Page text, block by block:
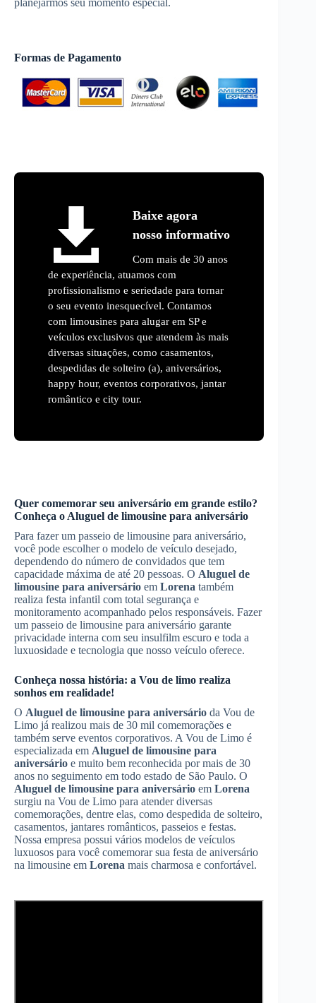
Formas de Pagamento
Baixe agora
nosso informativo
Com mais de 30 anos
de experiência, atuamos com
profissionalismo e seriedade para tornar
o seu evento inesquecível. Contamos
com limousines para alugar em SP e
veículos exclusivos que atendem às mais
diversas situações, como casamentos,
despedidas de solteiro (a), aniversários,
happy hour, eventos corporativos, jantar
romântico e city tour.
Quer comemorar seu aniversário em grande estilo?
Conheça o Aluguel de limousine para aniversário
Para fazer um passeio de limousine para aniversário,
você pode escolher o modelo de veículo desejado,
dependendo do número de convidados que tem
capacidade máxima de até 20 pessoas. O Aluguel de
limousine para aniversário em Lorena também
realiza festa infantil com total segurança e
monitoramento acompanhado pelos responsáveis. Fazer
um passeio de limousine para aniversário garante
privacidade interna com seu insulfilm escuro e toda a
luxuosidade e tecnologia que nosso veículo oferece.
Conheça nossa história: a Vou de limo realiza
sonhos em realidade!
O Aluguel de limousine para aniversário da Vou de
Limo já realizou mais de 30 mil comemorações e
também serve eventos corporativos. A Vou de Limo é
especializada em Aluguel de limousine para
aniversário e muito bem reconhecida por mais de 30
anos no seguimento em todo estado de São Paulo. O
Aluguel de limousine para aniversário em Lorena
surgiu na Vou de Limo para atender diversas
comemorações, dentre elas, como despedida de solteiro,
casamentos, jantares românticos, passeios e festas.
Nossa empresa possui vários modelos de veículos
luxuosos para você comemorar sua festa de aniversário
na limousine em Lorena mais charmosa e confortável.